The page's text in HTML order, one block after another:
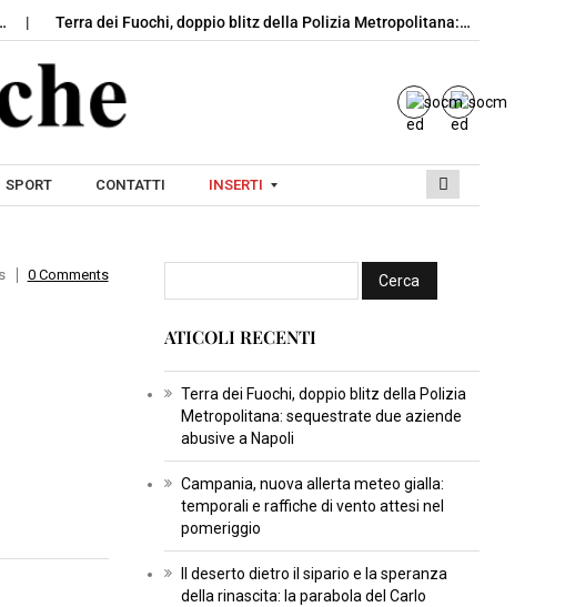
Terra dei Fuochi, doppio blitz della Polizia Metropolitana:… Campania,
SPORT CONTATTI INSERTI
S
R
T
C
U
L
U
0 Comments
ATICOLI RECENTI
Terra dei Fuochi, doppio blitz della Polizia
Metropolitana: sequestrate due aziende
abusive a Napoli
Campania, nuova allerta meteo gialla:
temporali e raffiche di vento attesi nel
pomeriggio
Il deserto dietro il sipario e la speranza
della rinascita: la parabola del Carlo